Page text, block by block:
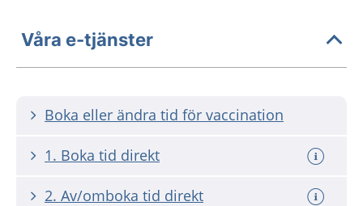
Våra e-tjänster
Boka eller ändra tid för vaccination
1. Boka tid direkt
2. Av/omboka tid direkt